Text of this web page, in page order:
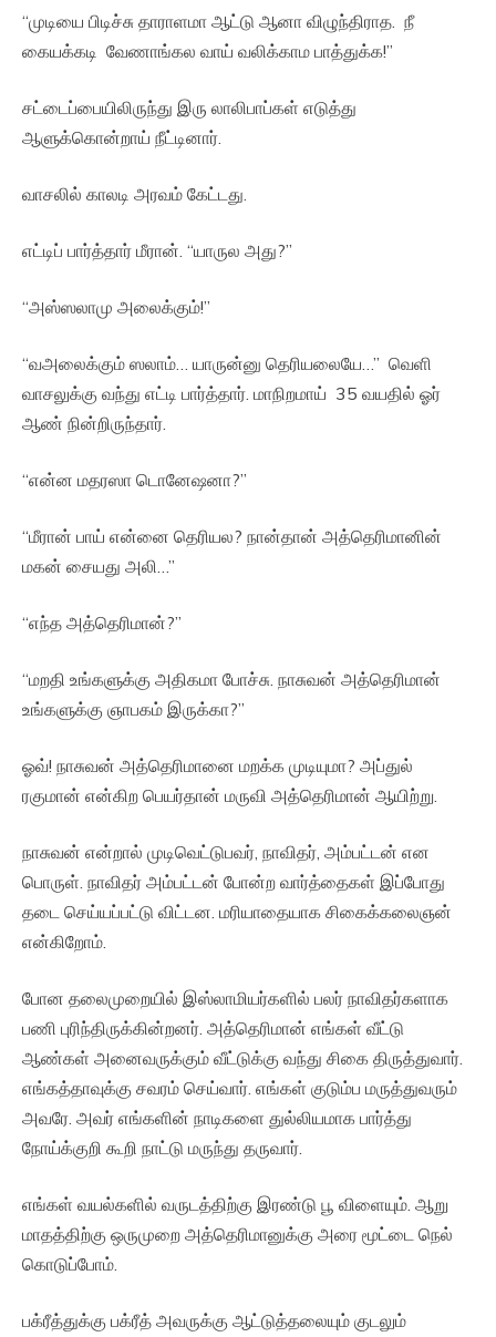
“முடியை பிடிச்சு தாராளமா ஆட்டு ஆனா விழுந்திராத. நீ
கையக்கடி வேணாங்கல வாய் வலிக்காம பாத்துக்க!”
சட்டைப்பையிலிருந்து இரு லாலிபாப்கள் எடுத்து
ஆளுக்கொன்றாய் நீட்டினார்.
வாசலில் காலடி அரவம் கேட்டது.
எட்டிப் பார்த்தார் மீரான். “யாருல அது?”
“அஸ்ஸலாமு அலைக்கும்!”
“வஅலைக்கும் ஸலாம்… யாருன்னு தெரியலையே…” வெளி
வாசலுக்கு வந்து எட்டி பார்த்தார். மாநிறமாய் 35 வயதில் ஓர்
ஆண் நின்றிருந்தார்.
“என்ன மதரஸா டொனேஷனா?”
“மீரான் பாய் என்னை தெரியல? நான்தான் அத்தெரிமானின்
மகன் சையது அலி…”
“எந்த அத்தெரிமான்?”
“மறதி உங்களுக்கு அதிகமா போச்சு. நாசுவன் அத்தெரிமான்
உங்களுக்கு ஞாபகம் இருக்கா?”
ஓவ்! நாசுவன் அத்தெரிமானை மறக்க முடியுமா? அப்துல்
ரகுமான் என்கிற பெயர்தான் மருவி அத்தெரிமான் ஆயிற்று.
நாசுவன் என்றால் முடிவெட்டுபவர், நாவிதர், அம்பட்டன் என
பொருள். நாவிதர் அம்பட்டன் போன்ற வார்த்தைகள் இப்போது
தடை செய்யப்பட்டு விட்டன. மரியாதையாக சிகைக்கலைஞன்
என்கிறோம்.
போன தலைமுறையில் இஸ்லாமியர்களில் பலர் நாவிதர்களாக
பணி புரிந்திருக்கின்றனர். அத்தெரிமான் எங்கள் வீட்டு
ஆண்கள் அனைவருக்கும் வீட்டுக்கு வந்து சிகை திருத்துவார்.
எங்கத்தாவுக்கு சவரம் செய்வார். எங்கள் குடும்ப மருத்துவரும்
அவரே. அவர் எங்களின் நாடிகளை துல்லியமாக பார்த்து
நோய்க்குறி கூறி நாட்டு மருந்து தருவார்.
எங்கள் வயல்களில் வருடத்திற்கு இரண்டு பூ விளையும். ஆறு
மாதத்திற்கு ஒருமுறை அத்தெரிமானுக்கு அரை மூட்டை நெல்
கொடுப்போம்.
பக்ரீத்துக்கு பக்ரீத் அவருக்கு ஆட்டுத்தலையும் குடலும்